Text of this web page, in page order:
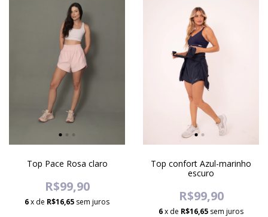
Top Pace Rosa claro
R$99,90
6x de R$16,65 sem juros
Top confort Azul-marinho
escuro
R$99,90
6x de R$16,65 sem juros